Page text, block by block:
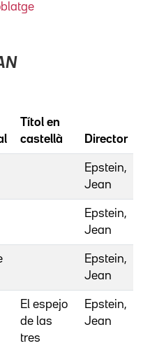
Títol en
castellà
Director
Epstein,
Jean
Epstein,
Jean
Epstein,
Jean
El espejo
de las
tres
Epstein,
Jean